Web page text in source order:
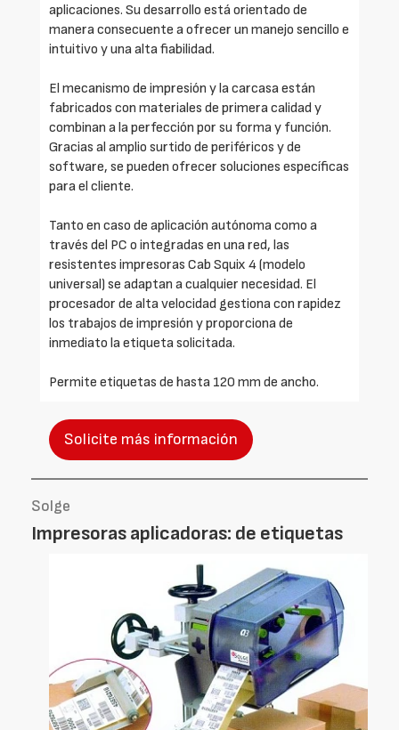
aplicaciones. Su desarrollo está orientado de
manera consecuente a ofrecer un manejo sencillo e
intuitivo y una alta fiabilidad.
El mecanismo de impresión y la carcasa están
fabricados con materiales de primera calidad y
combinan a la perfección por su forma y función.
Gracias al amplio surtido de periféricos y de
software, se pueden ofrecer soluciones específicas
para el cliente.
Tanto en caso de aplicación autónoma como a
través del PC o integradas en una red, las
resistentes impresoras Cab Squix 4 (modelo
universal) se adaptan a cualquier necesidad. El
procesador de alta velocidad gestiona con rapidez
los trabajos de impresión y proporciona de
inmediato la etiqueta solicitada.
Permite etiquetas de hasta 120 mm de ancho.
Solicite más información
Solge
Impresoras aplicadoras: de etiquetas